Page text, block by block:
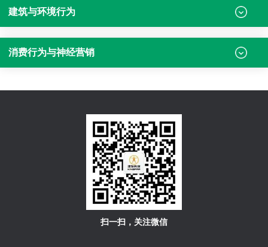
建筑与环境行为
消费行为与神经营销
扫一扫，关注微信